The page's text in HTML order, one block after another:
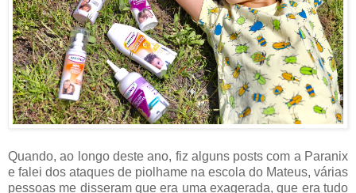
Quando, ao longo deste ano, fiz alguns posts com a Paranix
e falei dos ataques de piolhame na escola do Mateus, várias
pessoas me disseram que era uma exagerada, que era tudo